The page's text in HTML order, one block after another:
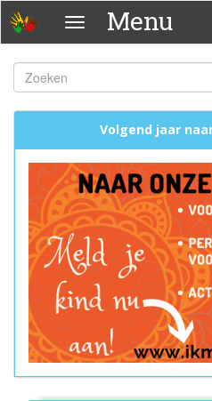
Overslaan
en
naar
de
inhoud
gaan
Menu Menu
Zoekveld
Zoeken
Volgend jaar